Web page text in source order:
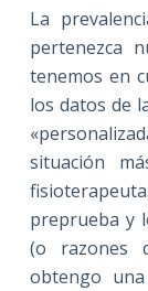
La
pertenezca
tenemos en
los datos de
situación
preprueba y
(o razones
obtengo